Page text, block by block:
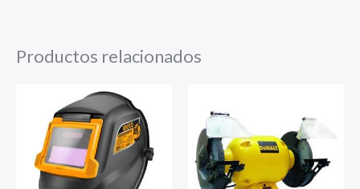
Productos relacionados